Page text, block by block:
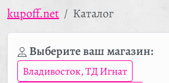
kupoff.net Каталог
Выберите ваш магазин:
Владивосток, ТД Игнат